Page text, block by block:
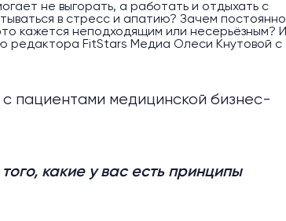
не выгорать, а работать и отдыхать с
в стресс и апатию? Зачем постоянно
кажется неподходящим или несерьёзным? И
редактора FitStars Медиа Олеси Кнутовой с
пациентами медицинской бизнес-
какие у вас есть принципы